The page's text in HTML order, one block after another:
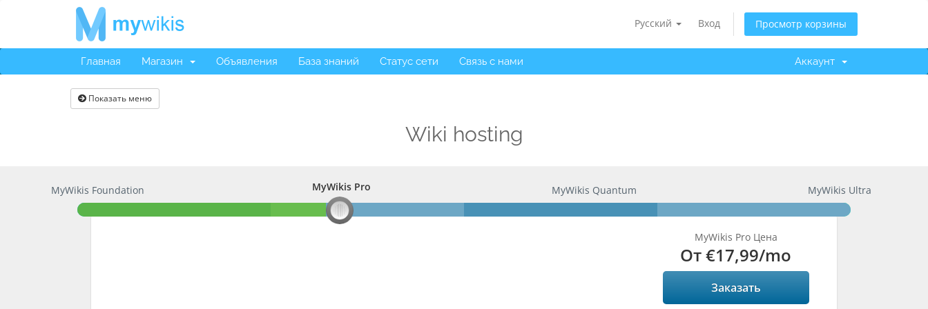
Русский Вход Просмотр корзины
Главная Магазин Объявления База знаний Статус сети Связь с нами Аккаунт
Показать меню
Wiki hosting
MyWikis Pro
MyWikis Foundation MyWikis Pro MyWikis Quantum MyWikis Ultra
MyWikis Pro Цена
От€17,99/mo
Заказать